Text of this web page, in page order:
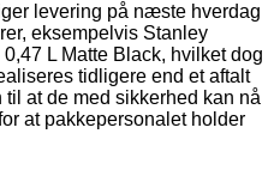
levering på næste hverdag
eksempelvis Stanley
L Matte Black, hvilket dog
tidligere end et aftalt
at de med sikkerhed kan nå
at pakkepersonalet holder